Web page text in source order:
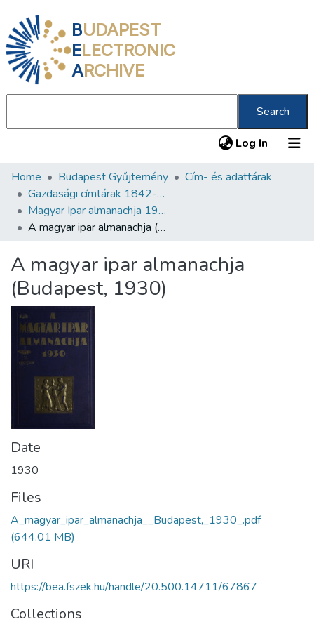
BUDAPEST
ELECTRONIC
ARCHIVE
Search
Log In (current)
Communities & Collections
All of DSpace
Statistics
About us
Home Budapest Gyűjtemény
Cím- és adattárak
Gazdasági címtárak 1842-1932
Magyar Ipar almanachja 1929-1932
A magyar ipar almanachja (Budapest, 1930)
A magyar ipar almanachja
(Budapest, 1930)
Date
1930
Files
A_magyar_ipar_almanachja__Budapest,_1930_.pdf
(644.01 MB)
URI
https://bea.fszek.hu/handle/20.500.14711/67867
Collections